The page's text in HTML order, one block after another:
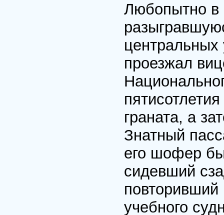
Любопытно в
проезжал
граната, а
Знатный
его шофер
сидевший
учебного